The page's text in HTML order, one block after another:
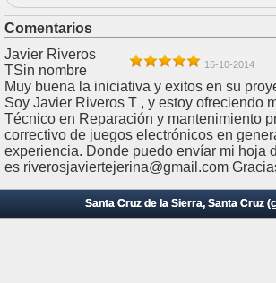
Comentarios
Javier Riveros
TSin nombre
16-10-2014
Muy buena la iniciativa y exitos en su
Soy Javier Riveros T , y estoy ofreciendo
Técnico en Reparación y mantenimiento
correctivo de juegos electrónicos en
experiencia. Donde puedo envíar mi hoja
es riverosjaviertejerina@gmail.com
Santa Cruz de la Sierra, Santa Cruz